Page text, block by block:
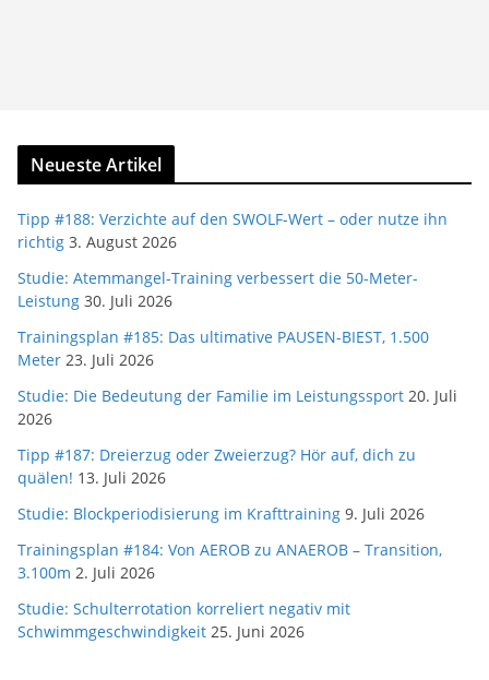
Neueste Artikel
Tipp #188: Verzichte auf den SWOLF-Wert – oder nutze ihn
richtig 3. August 2026
Studie: Atemmangel-Training verbessert die 50-Meter-
Leistung 30. Juli 2026
Trainingsplan #185: Das ultimative PAUSEN-BIEST, 1.500
Meter 23. Juli 2026
Studie: Die Bedeutung der Familie im Leistungssport 20. Juli
2026
Tipp #187: Dreierzug oder Zweierzug? Hör auf, dich zu
quälen! 13. Juli 2026
Studie: Blockperiodisierung im Krafttraining 9. Juli 2026
Trainingsplan #184: Von AEROB zu ANAEROB – Transition,
3.100m 2. Juli 2026
Studie: Schulterrotation korreliert negativ mit
Schwimmgeschwindigkeit 25. Juni 2026